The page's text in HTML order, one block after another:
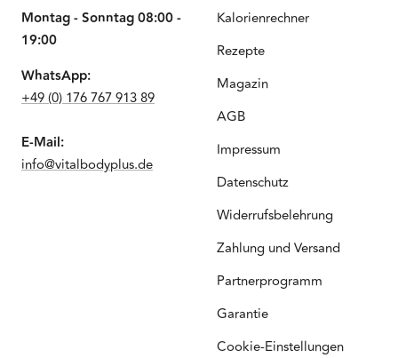
Montag - Sonntag 08:00 -
19:00
WhatsApp:
+49 (0) 176 767 913 89
E-Mail:
info@vitalbodyplus.de
Kalorienrechner
Rezepte
Magazin
AGB
Impressum
Datenschutz
Widerrufsbelehrung
Zahlung und Versand
Partnerprogramm
Garantie
Cookie-Einstellungen